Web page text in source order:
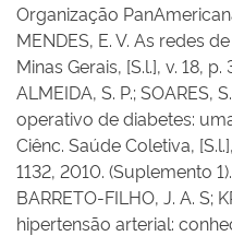
Organização
MENDES, E. V. As redes
Minas Gerais, [S.l.], v. 18,
ALMEIDA, S. P.;
operativo de diabetes:
Ciênc. Saúde Coletiva,
1132, 2010. (Suplemento 1).
BARRETO-FILHO, J. A. S;
hipertensão arterial: